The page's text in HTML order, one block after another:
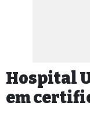
Hospital
em